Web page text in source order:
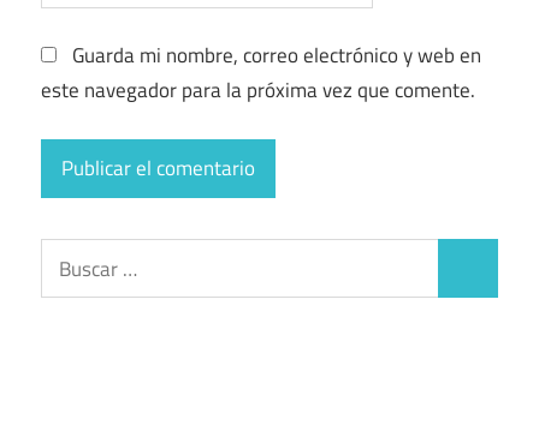
Guarda mi nombre, correo electrónico y web en
este navegador para la próxima vez que comente.
Buscar: